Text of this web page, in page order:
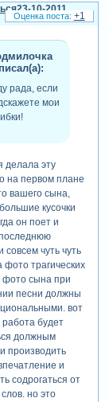
добавить
поэтому
мельтешение
в конце клипа. но
их в упор
было бы всем
ссылка в
23-10-2011
рада, если
мои
делала эту
на первом плане
вашего сына,
кусочки
он поет и
совсем чуть чуть
фото трагических
фото сына при
песни должны
вот
работа будет
должным
производить
и
содрогаться от
но это
+1